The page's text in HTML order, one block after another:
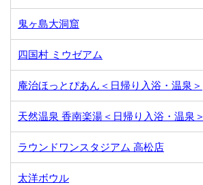
鬼ヶ島大洞窟
四国村 ミウゼアム
庵治ほっとぴあん＜日帰り入浴・温泉＞
天然温泉 香南楽湯＜日帰り入浴・温泉＞
ラウンドワンスタジアム 高松店
太洋ボウル